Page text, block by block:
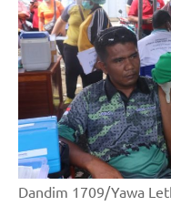
Dandim 1709/Yawa